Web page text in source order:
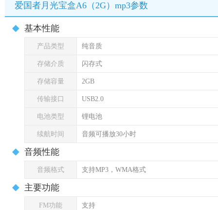
爱国者月光宝盒A6（2G）mp3参数
基本性能
产品类型 纯音质
存储介质 闪存式
存储容量 2GB
传输接口 USB2.0
电池类型 锂电池
续航时间 音频可播放30小时
音频性能
音频格式 支持MP3，WMA格式
主要功能
FM功能 支持